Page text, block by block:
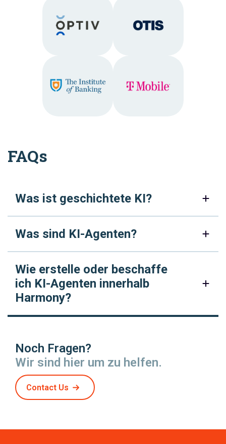
FAQs
Was ist geschichtete KI?
Was sind KI-Agenten?
Wie erstelle oder beschaffe
ich KI-Agenten innerhalb
Harmony?
Noch Fragen?
Wir sind hier um zu helfen.
Contact Us